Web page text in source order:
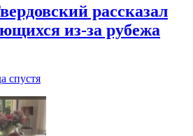
рассказал
из-за рубежа
спустя